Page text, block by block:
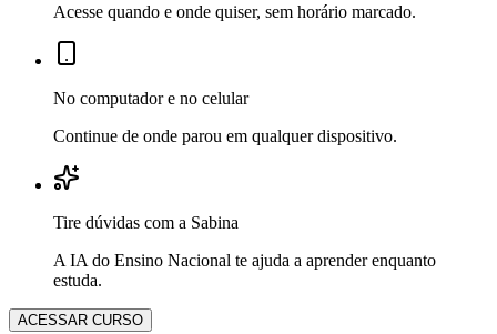
Acesse quando e onde quiser, sem horário marcado.
No computador e no celular
Continue de onde parou em qualquer dispositivo.
Tire dúvidas com a Sabina
A IA do Ensino Nacional te ajuda a aprender enquanto
estuda.
ACESSAR CURSO